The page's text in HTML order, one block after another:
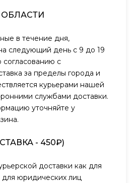
в течение дня,
следующий день с 9 до 19
с
за пределы города и
курьерами нашей
службами доставки.
уточняйте у
- 450₽)
доставки как для
для юридических лиц